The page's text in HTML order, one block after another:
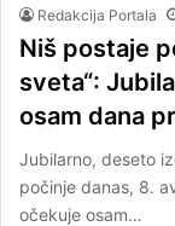
Redakcija Portala
Niš postaje
sveta“:
osam dana
Jubilarno, deseto
počinje danas, 8.
očekuje osam…